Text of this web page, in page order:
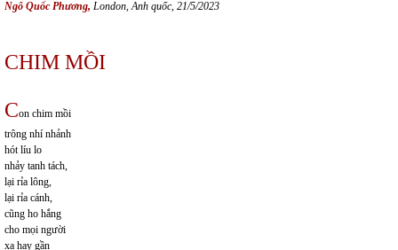
Ngô Quốc Phương, London, Anh quốc, 21/5/2023
CHIM MỒI
Con chim mồi
trông nhí nhảnh
hót líu lo
nhảy tanh tách,
lại rỉa lông,
lại rỉa cánh,
cũng ho hắng
cho mọi người
xa hay gần